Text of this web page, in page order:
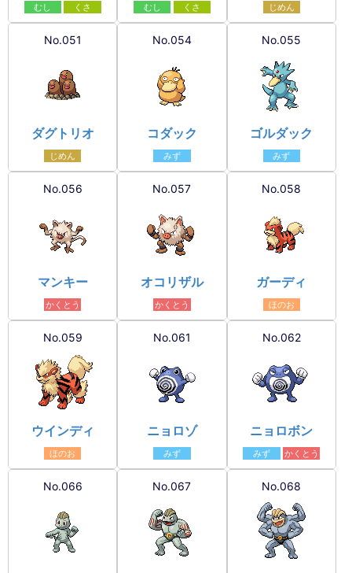
むし くさ むし くさ じめん
No.051
ダグトリオ
じめん
No.054
コダック
みず
No.055
ゴルダック
みず
No.056
マンキー
かくとう
No.057
オコリザル
かくとう
No.058
ガーディ
ほのお
No.059
ウインディ
ほのお
No.061
ニョロゾ
みず
No.062
ニョロボン
みず かくとう
No.066 No.067 No.068